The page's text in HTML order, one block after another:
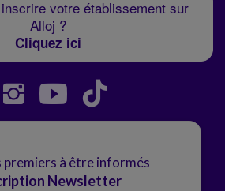
votre établissement sur
Alloj ?
Cliquez ici
premiers à être informés
Newsletter